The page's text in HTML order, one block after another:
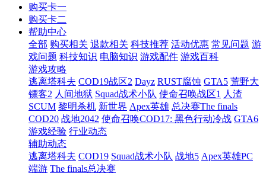
购买卡一
购买卡二
帮助中心
全部 购买相关 退款相关 科技推荐 活动优惠 常见问题 游
戏问题 科技知识 电脑知识 游戏配件 游戏百科
游戏攻略
逃离塔科夫 COD19战区2 Dayz RUST腐蚀 GTA5 荒野大
镖客2 人间地狱 Squad战术小队 使命召唤战区1 人渣
SCUM 黎明杀机 新世界 Apex英雄 总决赛The finals
COD20 战地2042 使命召唤COD17: 黑色行动冷战 GTA6
游戏经验 行业动态
辅助动态
逃离塔科夫 COD19 Squad战术小队 战地5 Apex英雄PC
端游 The finals总决赛